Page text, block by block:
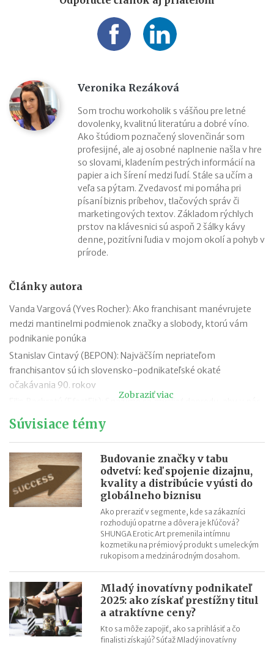
Veronika Rezáková
Som trochu workoholik s vášňou pre letné
dovolenky, kvalitnú literatúru a dobré víno.
Ako štúdiom poznačený slovenčinár som
profesijné, ale aj osobné naplnenie našla v hre
so slovami, kladením pestrých informácií na
papier a ich šírení medzi ľudí. Stále sa učím a
veľa sa pýtam. Zvedavosť mi pomáha pri
písaní biznis príbehov, tlačových správ či
marketingových textov. Základom rýchlych
prstov na klávesnici sú aspoň 2 šálky kávy
denne, pozitívni ľudia v mojom okolí a pohyb v
prírode.
Články autora
Vanda Vargová (Yves Rocher): Ako franchisant manévrujete
medzi mantinelmi podmienok značky a slobody, ktorú vám
podnikanie ponúka
Stanislav Cintavý (BEPON): Najväčším nepriateľom
franchisantov sú ich slovensko-podnikateľské okaté
očakávania 90. rokov
Filip Bachratý (EfectFit): Snažíme sa myslieť dopredu, aby u nás
zákazníci našli všetko, čo hľadajú
Iveta Živicová (ERA): Ak je niekto individualista, nech ide cestou
je pre tímových hráčov
Ľubica Mačugová (Cyprianus): Nevzdávajte sa pri prvom
neúspechu, každé poznanie vás posúva ďalej. Najdôležitejšia je
chuť a výdrž
Roman Fridrich (Coffee Brothers): Až keď sme mali produkt
hodný franchisingu, pustili sme sa do budovania siete
Mohla si vybrať medzi dovolenkou v Thajsku a vyšívacím
strojom. Zvolila druhú možnosť a svetu predstavila značku Just
Pavel Čmelík (Hamleys): Na začiatku svojej kariéry som netušil,
že tento rok otvorím druhé najväčšie hračkárstvo na svete
Už po 5 mesiacoch na trhu senzory iniciatívneho Trenčana
Zobraziť viac
Súvisiace témy
Budovanie značky v tabu
odvetví: keď spojenie dizajnu,
kvality a distribúcie vyústi do
globálneho biznisu
Ako preraziť v segmente, kde sa zákazníci
rozhodujú opatrne a dôvera je kľúčová?
SHUNGA Erotic Art premenila intímnu
kozmetiku na prémiový produkt s umeleckým
rukopisom a medzinárodným dosahom.
Mladý inovatívny podnikateľ
2025: ako získať prestížny titul
a atraktívne ceny?
Kto sa môže zapojiť, ako sa prihlásiť a čo
finalisti získajú? Súťaž Mladý inovatívny